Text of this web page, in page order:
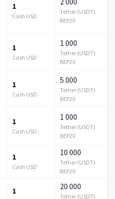
1
Cash USD
Tether (USDT)
BEP20
1
Cash USD
1 000
Tether (USDT)
BEP20
1
Cash USD
5 000
Tether (USDT)
BEP20
1
Cash USD
1 000
Tether (USDT)
BEP20
1
Cash USD
10 000
Tether (USDT)
BEP20
1 20 000
Tether (USDT)